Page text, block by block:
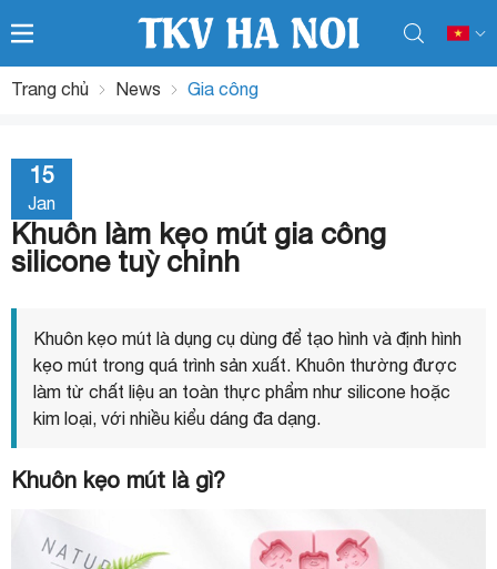
Trang chủ News Gia công
15
Jan
Khuôn làm kẹo mút gia công
silicone tuỳ chỉnh
Khuôn kẹo mút là dụng cụ dùng để tạo hình và định hình
kẹo mút trong quá trình sản xuất. Khuôn thường được
làm từ chất liệu an toàn thực phẩm như silicone hoặc
kim loại, với nhiều kiểu dáng đa dạng.
Khuôn kẹo mút là gì?